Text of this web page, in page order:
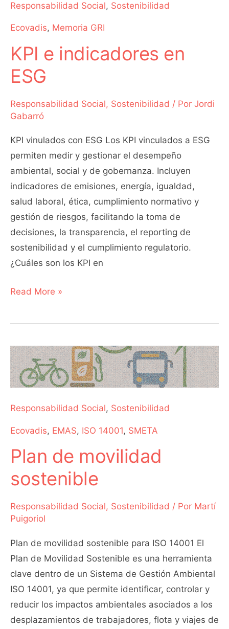
Responsabilidad Social, Sostenibilidad
Ecovadis, Memoria GRI
KPI e indicadores en
ESG
Responsabilidad Social, Sostenibilidad / Por Jordi
Gabarró
KPI vinulados con ESG Los KPI vinculados a ESG
permiten medir y gestionar el desempeño
ambiental, social y de gobernanza. Incluyen
indicadores de emisiones, energía, igualdad,
salud laboral, ética, cumplimiento normativo y
gestión de riesgos, facilitando la toma de
decisiones, la transparencia, el reporting de
sostenibilidad y el cumplimiento regulatorio.
¿Cuáles son los KPI en
Read More »
Responsabilidad Social, Sostenibilidad
Ecovadis, EMAS, ISO 14001, SMETA
Plan de movilidad
sostenible
Responsabilidad Social, Sostenibilidad / Por Martí
Puigoriol
Plan de movilidad sostenible para ISO 14001 El
Plan de Movilidad Sostenible es una herramienta
clave dentro de un Sistema de Gestión Ambiental
ISO 14001, ya que permite identificar, controlar y
reducir los impactos ambientales asociados a los
desplazamientos de trabajadores, flota y viajes de
Plan
de
movilidad